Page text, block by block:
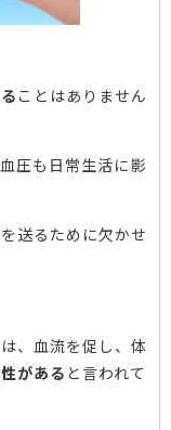
ことはありません
圧も日常生活に影
送るために欠かせ
は、血流を促し、体
がある と言われて